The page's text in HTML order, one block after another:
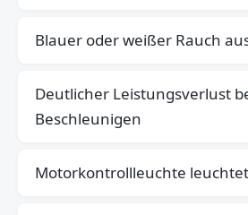
Blauer oder weißer Rauch
Deutlicher Leistungsverlust
Beschleunigen
Motorkontrollleuchte